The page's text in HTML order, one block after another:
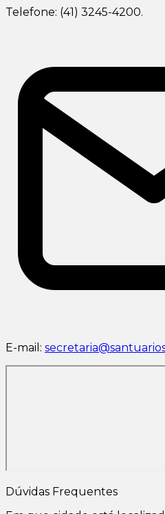
Telefone: (41) 3245-4200.
E-mail:
Dúvidas Frequentes